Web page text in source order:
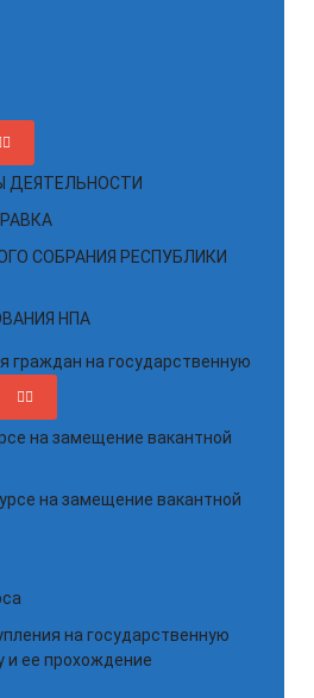
ДЕЯТЕЛЬНОСТИ
СОБРАНИЯ РЕСПУБЛИКИ
НПА
граждан на государственную
на замещение вакантной
на замещение вакантной
на государственную
и ее прохождение